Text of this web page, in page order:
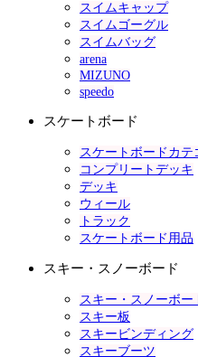
スイムキャップ
スイムゴーグル
スイムバッグ
arena
MIZUNO
speedo
スケートボード
スケートボードカテ
コンプリートデッキ
デッキ
ウィール
トラック
スケートボード用品
スキー・スノーボード
スキー・スノーボー
スキー板
スキービンディング
スキーブーツ